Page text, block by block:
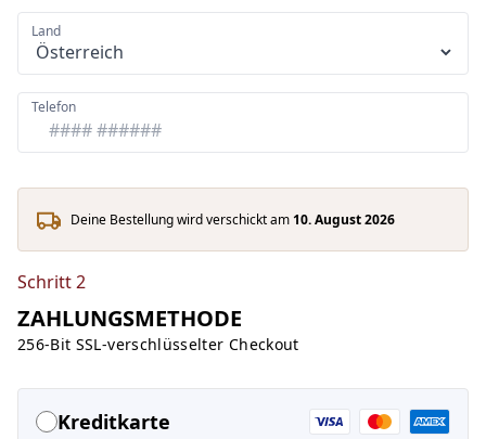
Land
Telefon
Deine Bestellung wird verschickt am10. August 2026
Schritt 2
ZAHLUNGSMETHODE
256-Bit SSL-verschlüsselter Checkout
Kreditkarte